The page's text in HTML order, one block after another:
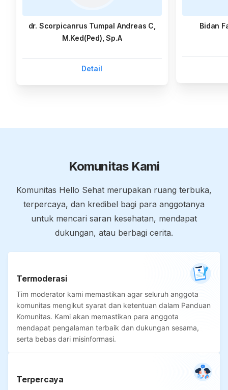
dr. Scorpicanrus Tumpal Andreas C,
M.Ked(Ped), Sp.A
Detail
Bidan
Komunitas Kami
Komunitas Hello Sehat merupakan ruang terbuka,
terpercaya, dan kredibel bagi para anggotanya
untuk mencari saran kesehatan, mendapat
dukungan, atau berbagi cerita.
Termoderasi
Tim moderator kami memastikan agar seluruh anggota
komunitas mengikut syarat dan ketentuan dalam Panduan
Komunitas. Kami akan memastikan para anggota
mendapat pengalaman terbaik dan dukungan sesama,
serta bebas dari misinformasi.
Terpercaya